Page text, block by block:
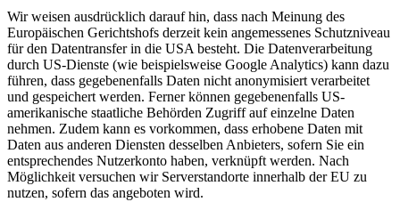
Wir weisen ausdrücklich darauf hin, dass nach Meinung des
Europäischen Gerichtshofs derzeit kein angemessenes Schutzniveau
für den Datentransfer in die USA besteht. Die Datenverarbeitung
durch US-Dienste (wie beispielsweise Google Analytics) kann dazu
führen, dass gegebenenfalls Daten nicht anonymisiert verarbeitet
und gespeichert werden. Ferner können gegebenenfalls US-
amerikanische staatliche Behörden Zugriff auf einzelne Daten
nehmen. Zudem kann es vorkommen, dass erhobene Daten mit
Daten aus anderen Diensten desselben Anbieters, sofern Sie ein
entsprechendes Nutzerkonto haben, verknüpft werden. Nach
Möglichkeit versuchen wir Serverstandorte innerhalb der EU zu
nutzen, sofern das angeboten wird.